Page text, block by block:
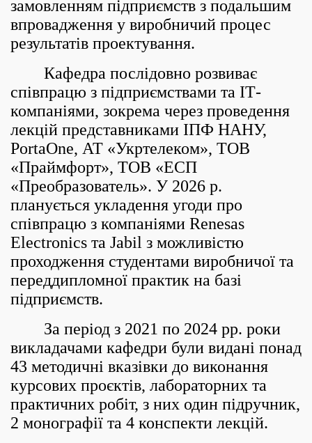
замовленням підприємств з подальшим
впровадження у виробничий процес
результатів проектування.
Кафедра послідовно розвиває
співпрацю з підприємствами та ІТ-
компаніями, зокрема через проведення
лекцій представниками ІПФ НАНУ,
PortaOne, АТ «Укртелеком», ТОВ
«Праймфорт», ТОВ «ЕСП
«Преобразователь». У 2026 р.
планується укладення угоди про
співпрацю з компаніями Renesas
Electronics та Jabil з можливістю
проходження студентами виробничої та
переддипломної практик на базі
підприємств.
За період з 2021 по 2024 рр. роки
викладачами кафедри були видані понад
43 методичні вказівки до виконання
курсових проєктів, лабораторних та
практичних робіт, з них один підручник,
2 монографії та 4 конспекти лекцій.